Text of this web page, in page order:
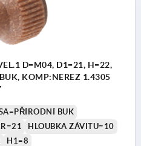
D=M04, D1=21, H=22,
KOMP:NEREZ 1.4305
BUK
HLOUBKA ZÁVITU=10
H1=8